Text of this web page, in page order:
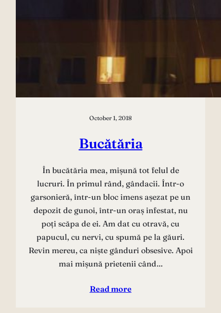
October 1, 2018
Bucătăria
În bucătăria mea, mișună tot felul de
lucruri. În primul rând, gândacii. Într-o
garsonieră, într-un bloc imens așezat pe un
depozit de gunoi, într-un oraș infestat, nu
poți scăpa de ei. Am dat cu otravă, cu
papucul, cu nervi, cu spumă pe la găuri.
Revin mereu, ca niște gânduri obsesive. Apoi
mai mișună prietenii când…
Read more